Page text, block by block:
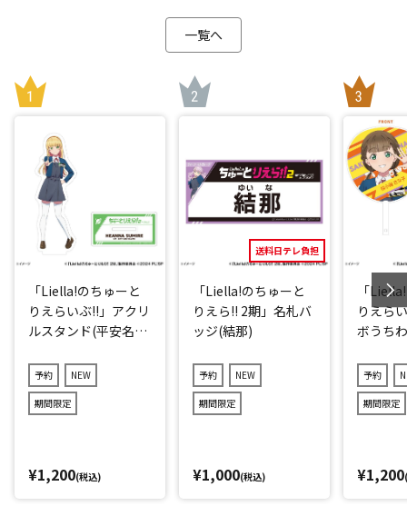
一覧へ
「Liella!のちゅーと
りえらいぶ!!」アクリ
ルスタンド(平安名す
予約 NEW
期間限定
¥1,200(税込)
送料日テレ負担
「Liella!のちゅーと
りえら!! 2期」名札バ
ッジ(結那)
予約 NEW
期間限定
¥1,000(税込)
「
りえら
ボうち
予約
期間限定
¥1,200